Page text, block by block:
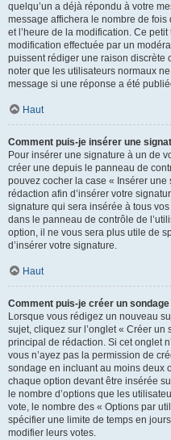
quelqu’un a déjà répondu à votre
message affichera le nombre de fois
et l’heure de la modification. Ce petit
modification effectuée par un
puissent rédiger une raison discrète
noter que les utilisateurs normaux
message si une réponse a été
Haut
Comment puis-je insérer une
Pour insérer une signature à un de
créer une depuis le panneau de
pouvez cocher la case « Insérer
rédaction afin d’insérer votre
signature qui sera insérée à tous
dans le panneau de contrôle de
option, il ne vous sera plus utile de
d’insérer votre signature.
Haut
Comment puis-je créer un sondage
Lorsque vous rédigez un nouveau
sujet, cliquez sur l’onglet « Créer
principal de rédaction. Si cet onglet
vous n’ayez pas la permission de
sondage en incluant au moins deux
chaque option devant être insérée
le nombre d’options que les
vote, le nombre des « Options par
spécifier une limite de temps en
modifier leurs votes.